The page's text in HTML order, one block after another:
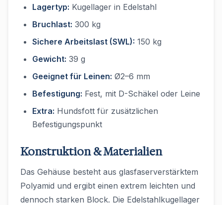
Lagertyp: Kugellager in Edelstahl
Bruchlast: 300 kg
Sichere Arbeitslast (SWL): 150 kg
Gewicht: 39 g
Geeignet für Leinen: Ø2–6 mm
Befestigung: Fest, mit D-Schäkel oder Leine
Extra: Hundsfott für zusätzlichen
Befestigungspunkt
Konstruktion & Materialien
Das Gehäuse besteht aus glasfaserverstärktem
Polyamid und ergibt einen extrem leichten und
dennoch starken Block. Die Edelstahlkugellager